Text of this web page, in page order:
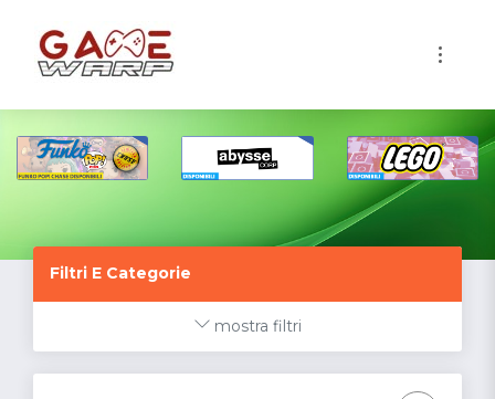
Filtri E Categorie
mostra filtri